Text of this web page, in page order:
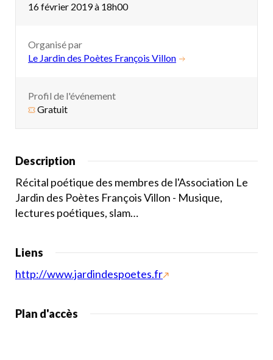
16 février 2019 à 18h00
Organisé par
Le Jardin des Poètes François Villon
Profil de l'événement
Gratuit
Description
Récital poétique des membres de l'Association Le
Jardin des Poètes François Villon - Musique,
lectures poétiques, slam…
Liens
http://www.jardindespoetes.fr
Plan d'accès